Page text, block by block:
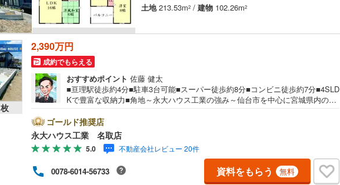
土地213.53m2 / 建物 102.26m2
枚
2,390万円
成約でもらえる
おすすめポイント 佐藤 健太
■亘理駅徒歩約4分■駐車3台可能■スーパー徒歩約8分■コンビニ徒歩約7分■4SLD
Kで豊富な収納力■角地～永大ハウス工業の強み～仙台市を中心に宮城県内の多
な不動産知識＞戸建・マンション・土地...と種別を問わず不動産を取り扱って
おります。更に教育施設や商業施設、子育て環境や行政などの地域情報を総合
し、お客様により良い物件選びをして頂けるよう、しっかりとサポートさせて
頂きます。2.＜経験豊富なスタッフ＞当社では【購入】【売却】【引っ越し】
【リフォーム】など住宅に関する様々なご質問はもちろん、ご購入時に気にな
る住宅ローン各種税金についても、誠心誠意ご説明させて頂きます。各店舗で
ゴールド推奨店
永大ハウス工業 名取店
5.0 不動産会社レビュー 20件
0078-6014-56733 資料をもらう 無料
立地
最寄りの駅が始発駅
間取り、居室全体
吹き抜け（0） バリアフリー住宅（4）
二世帯向け（0
サービスルーム（納戸）（1）
キッチン